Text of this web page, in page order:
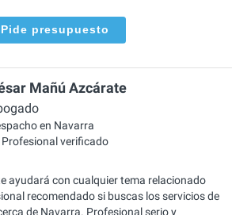
Pide presupuesto
Mañú Azcárate
en Navarra
Profesional verificado
ayudará con cualquier tema relacionado
recomendado si buscas los servicios de
de Navarra. Profesional serio y